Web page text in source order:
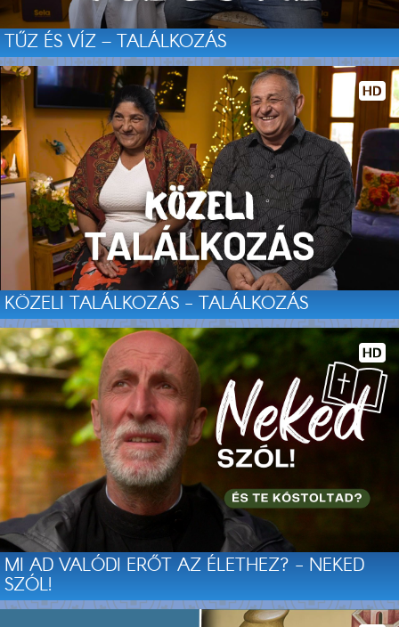
TŰZ ÉS VÍZ – TALÁLKOZÁS
KÖZELI TALÁLKOZÁS - TALÁLKOZÁS
MI AD VALÓDI ERŐT AZ ÉLETHEZ? - NEKED
SZÓL!